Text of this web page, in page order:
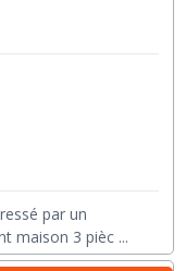
par un
maison 3 pièc ...